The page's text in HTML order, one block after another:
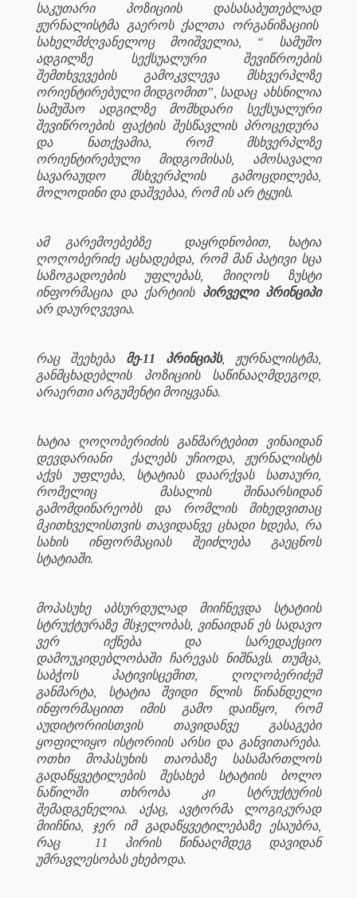
საკუთარი პოზიციის დასასაბუთებლად
ჟურნალისტმა გაეროს ქალთა ორგანიზაციის
სახელმძღვანელოც მოიშველია, “ სამუშო
ადგილზე სექსუალური შევიწროების
შემთხვევების გამოკვლევა მსხვერპლზე
ორიენტირებული მიდგომით”, სადაც ახსნილია
სამუშაო ადგილზე მომხდარი სექსუალური
შევიწროების ფაქტის შესწავლის პროცედურა
და ნათქვამია, რომ მსხვერპლზე
ორიენტირებული მიდგომისას, ამოსავალი
სავარაუდო მსხვერპლის გამოცდილება,
მოლოდინი და დაშვებაა, რომ ის არ ტყუის.
ამ გარემოებებზე
დაყრდნობით, ხატია
ღოღობერიძე აცხადებდა, რომ მან პატივი სცა
საზოგადოების უფლებას, მიიღოს ზუსტი
ინფორმაცია და ქარტიის პირველი პრინციპი
არ დაურღვევია.
რაც შეეხება მე-11 პრინციპს, ჟურნალისტმა,
განმცხადებლის პოზიციის საწინააღმდეგოდ,
არაერთი არგუმენტი მოიყვანა.
ხატია ღოღობერიძის განმარტებით ვინაიდან
დევდარიანი
ქალებს უჩიოდა, ჟურნალისტს
აქვს უფლება, სტატიას დაარქვას სათაური,
რომელიც
მასალის შინაარსიდან
გამომდინარეობს და რომლის მიხედვითაც
მკითხველისთვის თავიდანვე ცხადი ხდება, რა
სახის ინფორმაციას შეიძლება გაეცნოს
სტატიაში.
მოპასუხე აბსურდულად მიიჩნევდა სტატიის
სტრუქტურაზე მსჯელობას, ვინაიდან ეს სადავო
ვერ იქნება და სარედაქციო
დამოუკიდებლობაში ჩარევას ნიშნავს. თუმცა,
საბჭოს პატივისცემით, ღოღობერიძემ
განმარტა, სტატია შვიდი წლის წინანდელი
ინფორმაციით იმის გამო დაიწყო, რომ
აუდიტორიისთვის თავიდანვე გასაგები
ყოფილიყო ისტორიის არსი და განვითარება.
ოთხი მოპასუხის თაობაზე სასამართლოს
გადაწყვეტილების შესახებ სტატიის ბოლო
ნაწილში თხრობა კი სტრუქტურის
შემადგენელია. აქაც, ავტორმა ლოგიკურად
მიიჩნია, ჯერ იმ გადაწყვეტილებაზე ესაუბრა,
რაც
11 პირის წინააღმდეგ დავიდან
უმრავლესობას ეხებოდა.